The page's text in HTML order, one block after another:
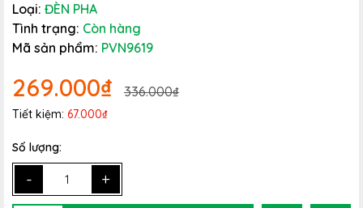
Loại: ĐÈN PHA
Tình trạng: Còn hàng
Mã sản phẩm: PVN9619
269.000₫ 336.000₫
Tiết kiệm: 67.000₫
Số lượng:
- +